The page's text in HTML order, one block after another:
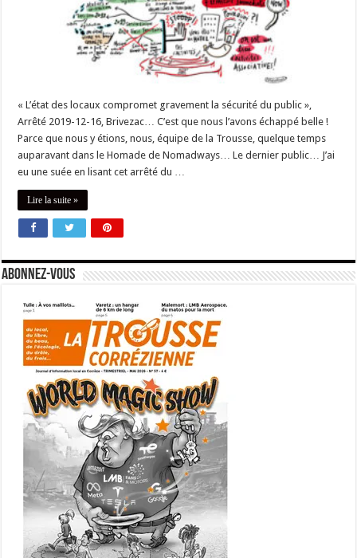
« L’état des locaux compromet gravement la sécurité du public »,
Arrêté 2019-12-16, Brivezac… C’est que nous l’avons échappé belle !
Parce que nous y étions, nous, équipe de la Trousse, quelque temps
auparavant dans le Homade de Nomadways… Le dernier public… J’ai
eu une suée en lisant cet arrêté du …
Lire la suite »
Abonnez-vous